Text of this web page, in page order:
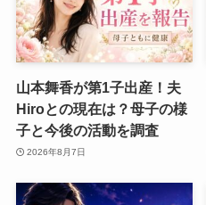
山本舞香が第1子出産！夫
Hiroとの現在は？母子の様
子と今後の活動を調査
2026年8月7日